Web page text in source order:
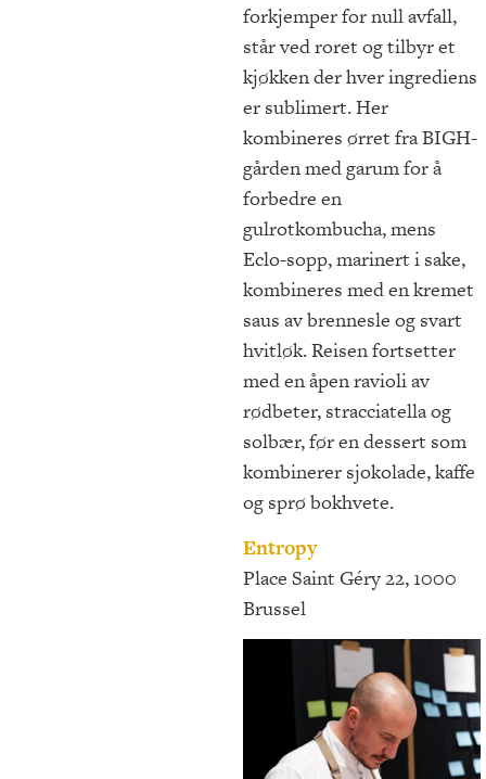
forkjemper for null avfall,
står ved roret og tilbyr et
kjøkken der hver ingrediens
er sublimert. Her
kombineres ørret fra BIGH-
gården med garum for å
forbedre en
gulrotkombucha, mens
Eclo-sopp, marinert i sake,
kombineres med en kremet
saus av brennesle og svart
hvitløk. Reisen fortsetter
med en åpen ravioli av
rødbeter, stracciatella og
solbær, før en dessert som
kombinerer sjokolade, kaffe
og sprø bokhvete.
Entropy
Place Saint Géry 22, 1000
Brussel